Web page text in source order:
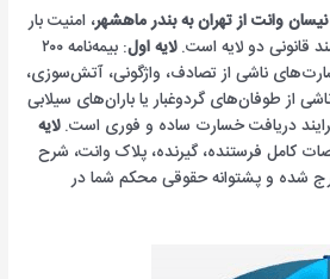
نیسان وانت از تهران به بندر ماهشهر، امنیت بار
قانونی دو لایه است.لایه اول
: بیمه‌نامه ۲۰۰
ناشی از تصادف، واژگونی، آتش‌سوزی،
طوفان‌های گردوغبار یا باران‌های سیلابی
دریافت خسارت ساده و فوری است.لایه
کامل فرستنده، گیرنده، پلاک وانت، شرح
شده و پشتوانه حقوقی محکم شما در